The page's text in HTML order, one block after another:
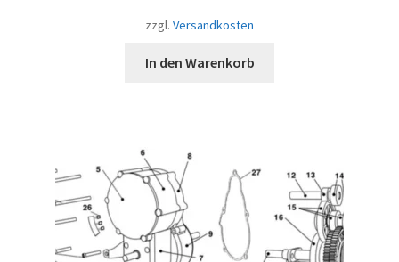
zzgl. Versandkosten
In den Warenkorb